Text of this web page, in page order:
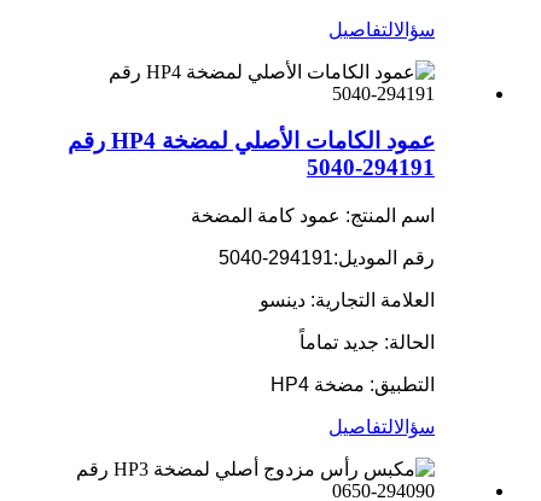
سؤالالتفاصيل
عمود الكامات الأصلي لمضخة HP4 رقم
294191-5040
اسم المنتج: عمود كامة المضخة
رقم الموديل:294191-5040
العلامة التجارية: دينسو
الحالة: جديد تماماً
التطبيق: مضخة HP4
سؤالالتفاصيل